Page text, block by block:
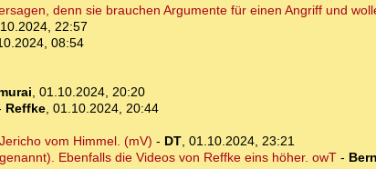
denn sie brauchen Argumente für einen Angriff und
22:57
08:54
, 01.10.2024, 20:20
Reffke, 01.10.2024, 20:44
vom Himmel. (mV) - DT, 01.10.2024, 23:21
Ebenfalls die Videos von Reffke eins höher. owT-